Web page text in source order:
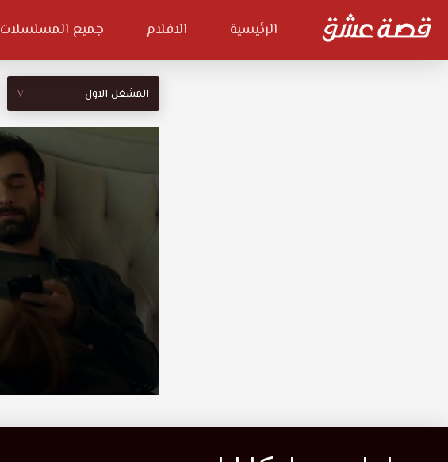
الرئيسية الافلام جميع المسلسلات
المشغل الاول V